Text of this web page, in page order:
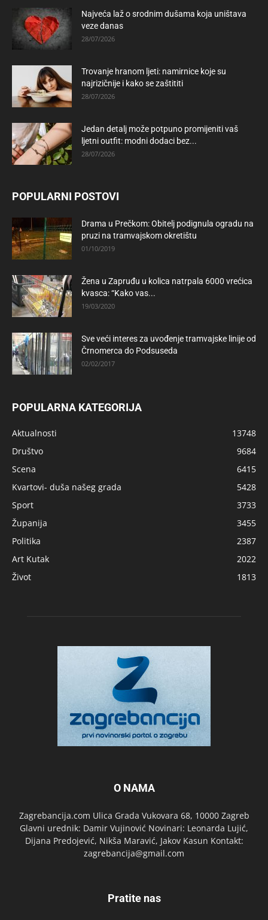
Najveća laž o srodnim dušama koja uništava
veze danas
28/07/2026
Trovanje hranom ljeti: namirnice koje su
najrizičnije i kako se zaštititi
28/07/2026
Jedan detalj može potpuno promijeniti vaš
ljetni outfit: modni dodaci bez...
28/07/2026
POPULARNI POSTOVI
Drama u Prečkom: Obitelj podignula ogradu na
pruzi na tramvajskom okretištu
01/10/2019
Žena u Zapruđu u kolica natrpala 6000 vrećica
kvasca: “Kako vas...
19/03/2020
Sve veći interes za uvođenje tramvajske linije od
Črnomerca do Podsuseda
02/02/2017
POPULARNA KATEGORIJA
Aktualnosti
13748
Društvo
9684
Scena
6415
Kvartovi- duša našeg grada
5428
Sport
3733
Županija
3455
Politika
2387
Art Kutak
2022
Život
1813
O NAMA
Zagrebancija.com Ulica Grada Vukovara 68, 10000 Zagreb
Glavni urednik: Damir Vujinović Novinari: Leonarda Lujić,
Dijana Predojević, Nikša Maravić, Jakov Kasun Kontakt:
zagrebancija@gmail.com
Pratite nas